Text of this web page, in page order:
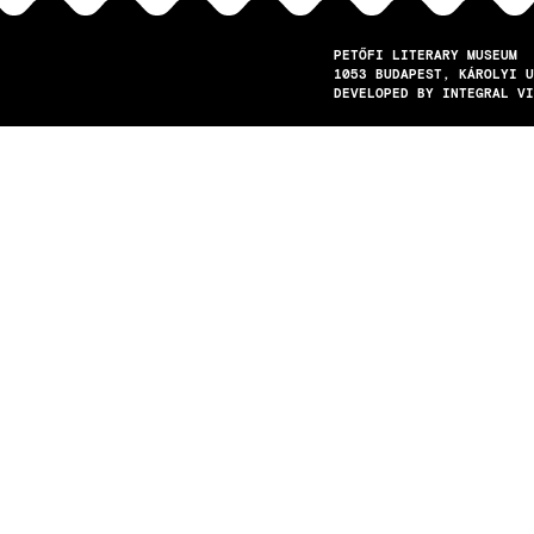
PETŐFI LITERARY MUSEUM
1053
BUDAPEST
KÁROLYI
DEVELOPED BY INTEGRAL